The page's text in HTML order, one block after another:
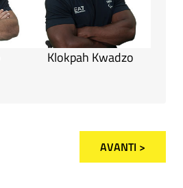
Klokpah Kwadzo
AVANTI >